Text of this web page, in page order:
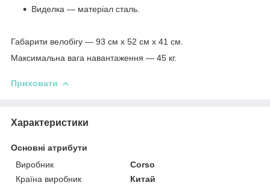
Виделка — матеріал сталь.
Габарити велобігу — 93 см х 52 см х 41 см.
Максимальна вага навантаження — 45 кг.
Приховати
Характеристики
Основні атрибути
Виробник
Corso
Країна виробник
Китай